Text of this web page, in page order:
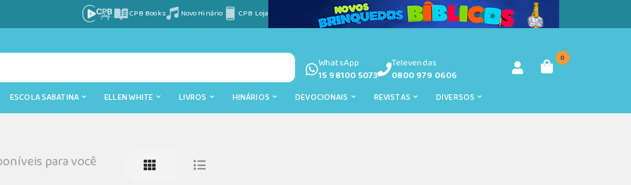
CPB Books Novo Hinário CPB Loja
WhatsApp
15 98100 5073
Televendas
0800 979 0606
0
ESCOLA SABATINA ELLEN WHITE LIVROS HINÁRIOS DEVOCIONAIS REVISTAS DIVERSOS
para você